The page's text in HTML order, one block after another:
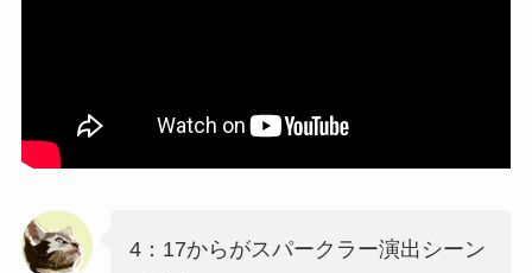
4：17からがスパークラー演出シーン